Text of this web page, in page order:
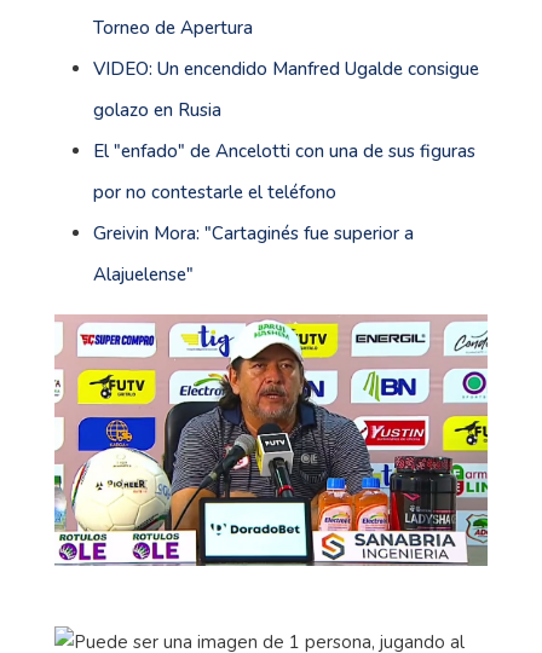
Torneo de Apertura
VIDEO: Un encendido Manfred Ugalde consigue
golazo en Rusia
El "enfado" de Ancelotti con una de sus figuras
por no contestarle el teléfono
Greivin Mora: "Cartaginés fue superior a
Alajuelense"